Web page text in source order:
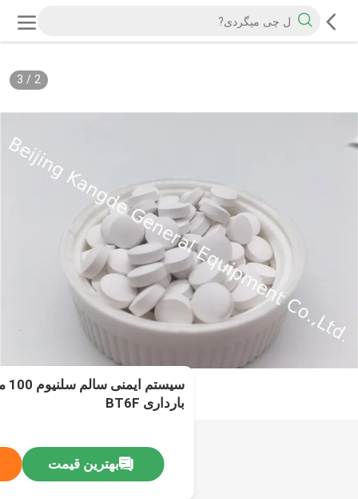
2
/
3
بارداری BT6F
بهترین قیمت